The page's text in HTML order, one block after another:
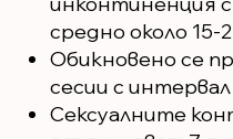
средно около 15-
Обикновено се
сесии с
Сексуалните